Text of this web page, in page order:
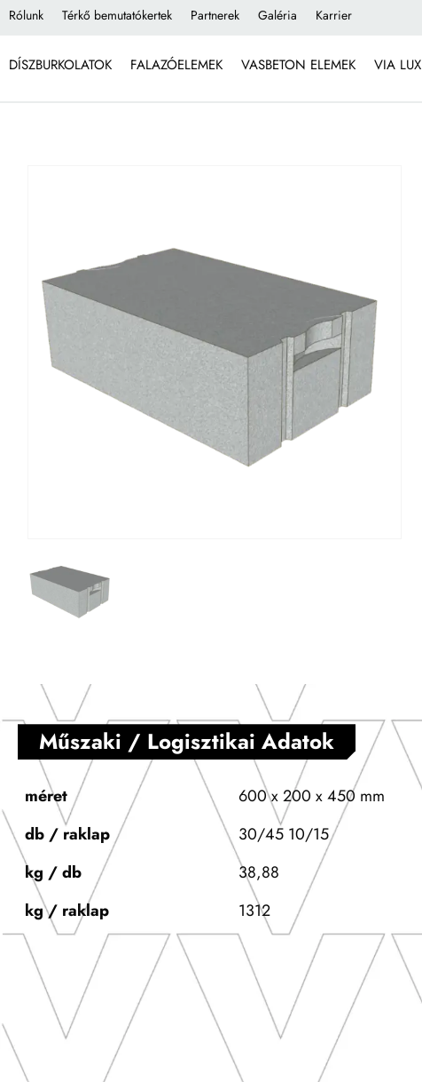
Rólunk Térkő bemutatókertek Partnerek Galéria Karrier
DÍSZBURKOLATOK FALAZÓELEMEK VASBETON ELEMEK VIA LUX
Műszaki / Logisztikai Adatok
méret
600 x 200 x 450 mm
db / raklap
30/45 10/15
kg / db
38,88
kg / raklap
1312